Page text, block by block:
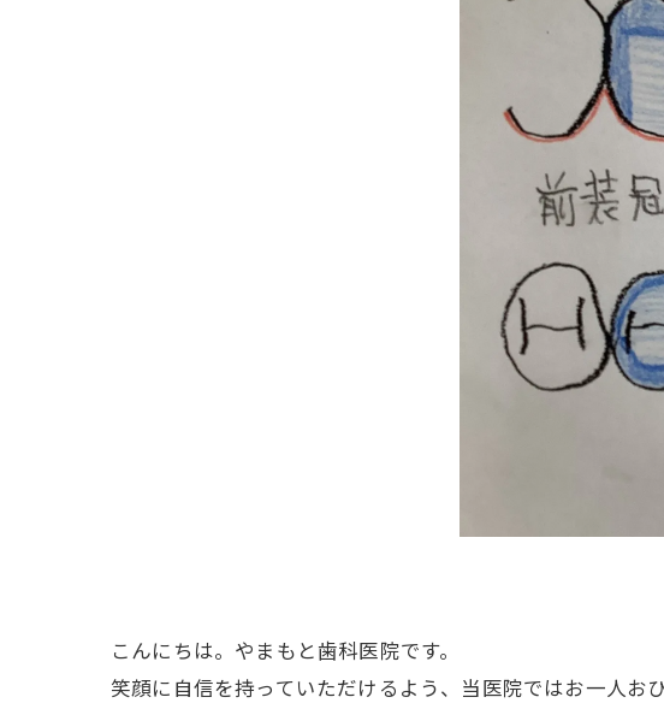
こんにちは。やまもと歯科医院です。
笑顔に自信を持っていただけるよう、当医院ではお一人